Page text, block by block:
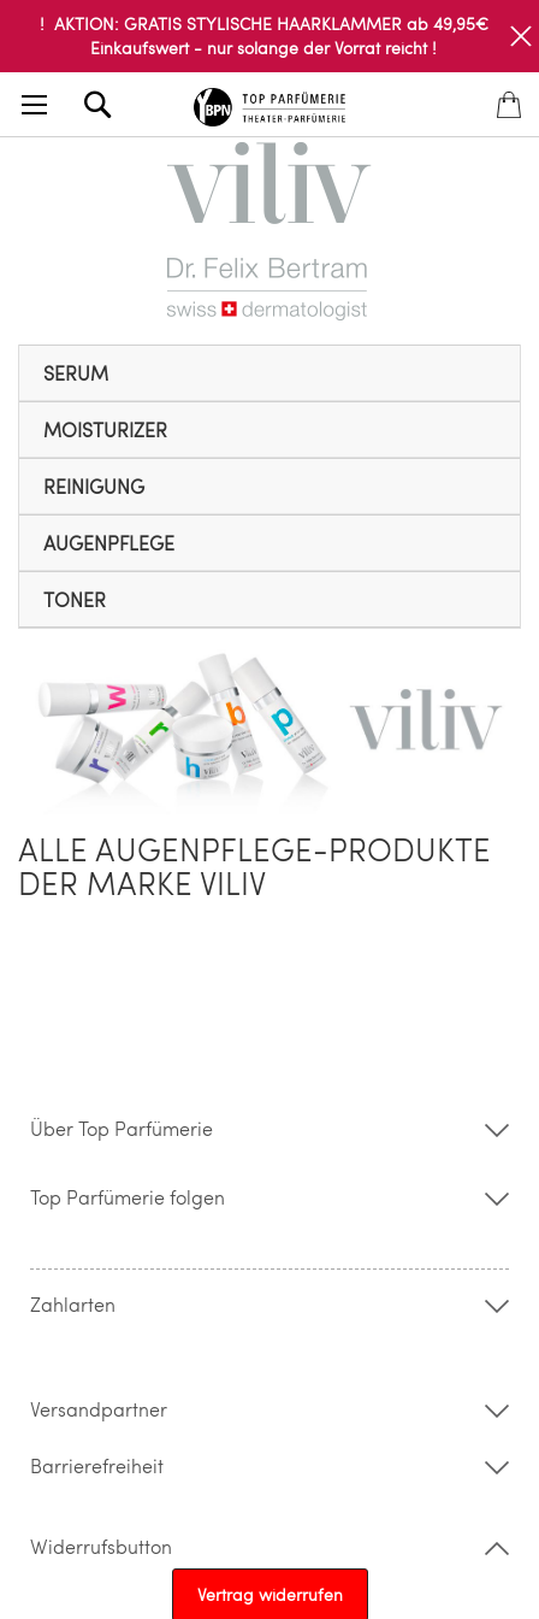
! AKTION: GRATIS STYLISCHE HAARKLAMMER ab 49,95€
Einkaufswert - nur solange der Vorrat reicht !
SERUM
MOISTURIZER
REINIGUNG
AUGENPFLEGE
TONER
ALLE AUGENPFLEGE-PRODUKTE
DER MARKE VILIV
Über Top Parfümerie
Storefinder
Kontakt
Widerrufsrecht & Rückgabebedingungen
Top Parfümerie folgen
Zahlarten
Versandpartner
Barrierefreiheit
Widerrufsbutton
Vertrag widerrufen